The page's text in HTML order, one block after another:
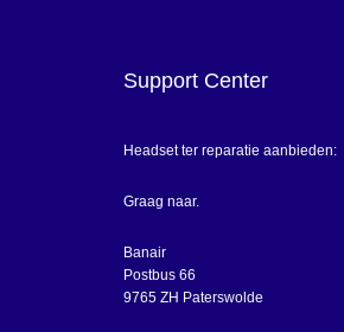
Support Center
Headset ter reparatie aanbieden:
Graag naar.
Banair
Postbus 66
9765 ZH Paterswolde